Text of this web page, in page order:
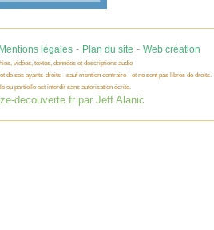
Mentions légales- Plan du site - Web création
vidéos, textes, données et descriptions audio
de ses ayants-droits - sauf mention contraire - et ne sont pas libres de droits.
ou partielle est interdit sans autorisation écrite.
decouverte.fr par Jeff Alanic